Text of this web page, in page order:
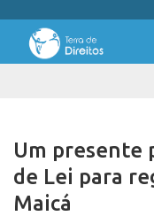
Um presente
de Lei para
Maicá